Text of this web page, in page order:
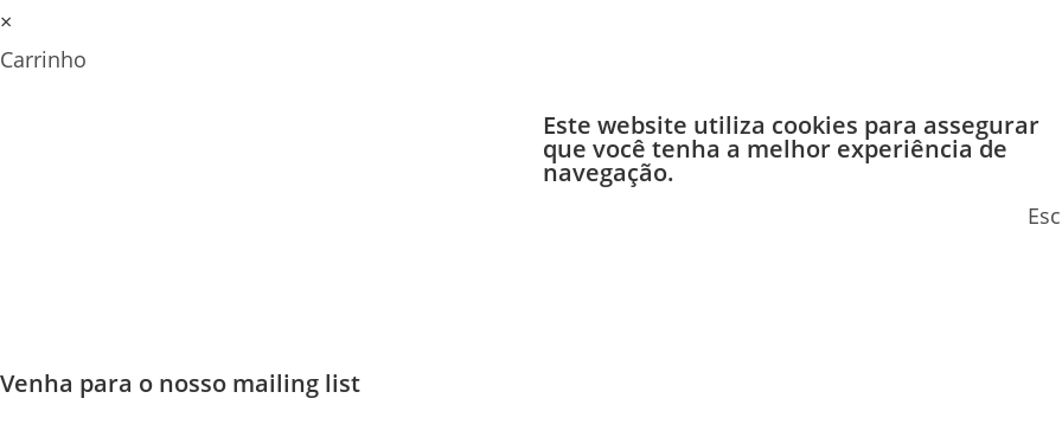
×
Carrinho
Este website utiliza cookies para assegurar
que você tenha a melhor experiência de
navegação.
Venha para o nosso mailing list